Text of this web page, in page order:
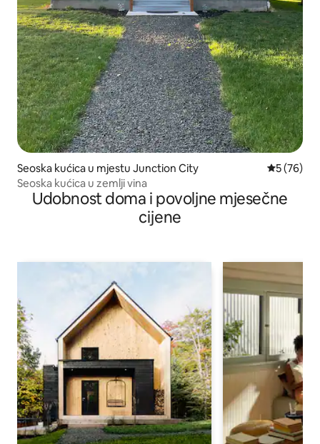
Seoska kućica u mjestu Junction City Prosječna
5 (76)
Seoska kućica u zemlji vina
Udobnost doma i povoljne mjesečne
cijene